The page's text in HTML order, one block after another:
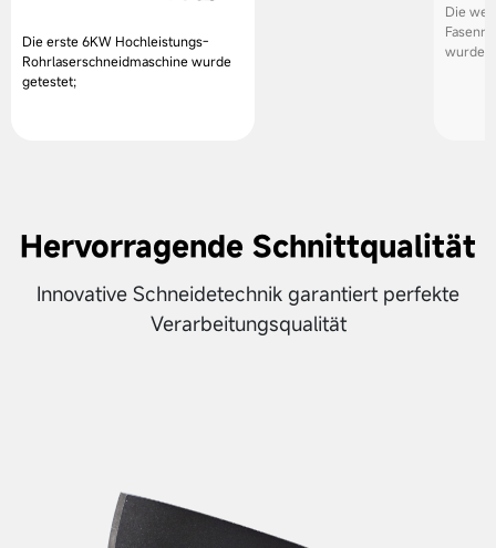
Die erste 6KW Hochleistungs-
Rohrlaserschneidmaschine wurde
getestet;
Die
wurde
Hervorragende Schnittqualität
Innovative Schneidetechnik garantiert perfekte
Verarbeitungsqualität